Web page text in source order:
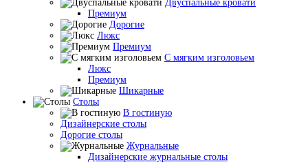
Двуспальные кровати
Премиум
Дорогие
Люкс
Премиум
С мягким изголовьем
Люкс
Премиум
Шикарные
Столы
В гостиную
Дизайнерские столы
Дорогие столы
Журнальные
Дизайнерские журнальные столы